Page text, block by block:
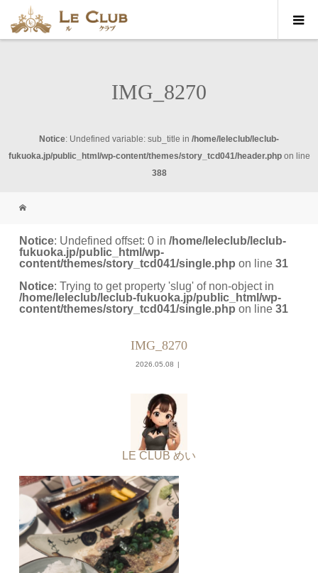
IMG_8270
Notice: Undefined variable: sub_title in /home/leleclub/leclub-
fukuoka.jp/public_html/wp-content/themes/story_tcd041/header.phpon line
388
Notice: Undefined offset: 0 in/home/leleclub/leclub-
fukuoka.jp/public_html/wp-
content/themes/story_tcd041/single.php on line31
Notice: Trying to get property 'slug' of non-object in
/home/leleclub/leclub-fukuoka.jp/public_html/wp-
content/themes/story_tcd041/single.php on line31
IMG_8270
2026.05.08
LE CLUB めい